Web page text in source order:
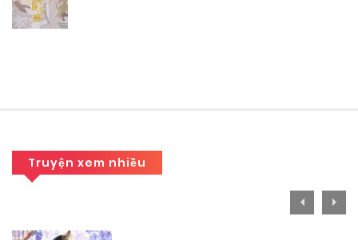
Tháng 8 31, 2025
Tháng 8 31, 2025
Chương 18.1
Truyện xem nhiều